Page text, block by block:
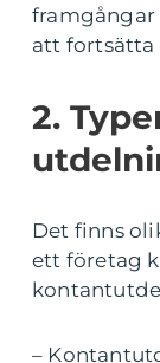
framgångar
att fortsätta
2.
Det finns
ett företag
–